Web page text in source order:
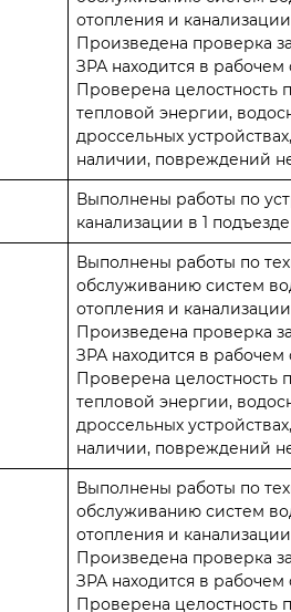
отопления и
Произведена проверка
ЗРА находится в рабочем
Проверена
тепловой энергии,
дроссельных
наличии, повреждений
Выполнены работы по
канализации в 1 подъезде
Выполнены работы по
обслуживанию систем
отопления и
Произведена проверка
ЗРА находится в рабочем
Проверена
тепловой энергии,
дроссельных
наличии, повреждений
Выполнены работы по
обслуживанию систем
отопления и
Произведена проверка
ЗРА находится в рабочем
Проверена